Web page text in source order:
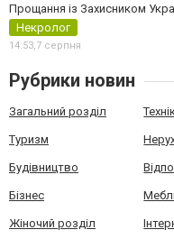
Прощання із Захисником
Некролог
14:53,7 серпня
Рубрики новин
Загальний розділ
Туризм
Будівництво
Бізнес
Жіночий розділ